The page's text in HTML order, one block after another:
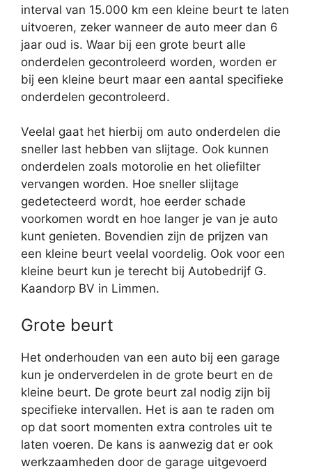
interval van 15.000 km een kleine beurt te laten
uitvoeren, zeker wanneer de auto meer dan 6
jaar oud is. Waar bij een grote beurt alle
onderdelen gecontroleerd worden, worden er
bij een kleine beurt maar een aantal specifieke
onderdelen gecontroleerd.
Veelal gaat het hierbij om auto onderdelen die
sneller last hebben van slijtage. Ook kunnen
onderdelen zoals motorolie en het oliefilter
vervangen worden. Hoe sneller slijtage
gedetecteerd wordt, hoe eerder schade
voorkomen wordt en hoe langer je van je auto
kunt genieten. Bovendien zijn de prijzen van
een kleine beurt veelal voordelig. Ook voor een
kleine beurt kun je terecht bij Autobedrijf G.
Kaandorp BV in Limmen.
Grote beurt
Het onderhouden van een auto bij een garage
kun je onderverdelen in de grote beurt en de
kleine beurt. De grote beurt zal nodig zijn bij
specifieke intervallen. Het is aan te raden om
op dat soort momenten extra controles uit te
laten voeren. De kans is aanwezig dat er ook
werkzaamheden door de garage uitgevoerd